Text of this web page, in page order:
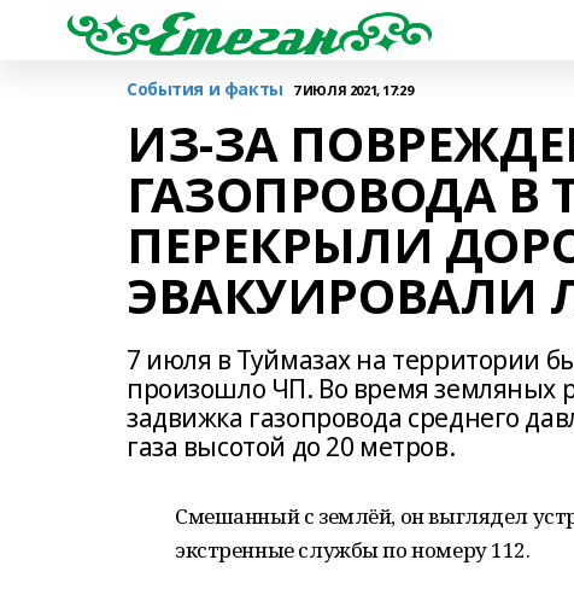
События и факты 7 ИЮЛЯ 2021, 17:29
ИЗ-ЗА
ГАЗОПРОВОДА В
ПЕРЕКРЫЛИ
ЭВАКУИРОВАЛИ
7 июля в Туймазах на территории
произошло ЧП. Во время земляных
задвижка газопровода среднего
газа высотой до 20 метров.
Смешанный с землёй, он выглядел
экстренные службы по номеру 112.